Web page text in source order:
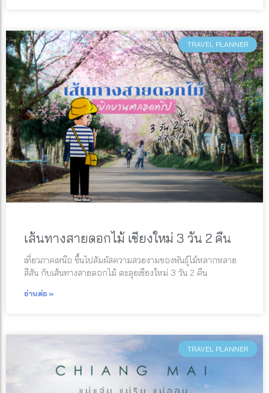
TRAVEL PLANNER
เส้นทางสายดอกไม้ เชียงใหม่ 3 วัน 2 คืน
เที่ยวภาคเหนือ ขึ้นไปสัมผัสความสวยงามของพันธุ์ไม้หลากหลาย
สีสัน กับเส้นทางสายดอกไม้ ตะลุยเชียงใหม่ 3 วัน 2 คืน
อ่านต่อ »
TRAVEL PLANNER